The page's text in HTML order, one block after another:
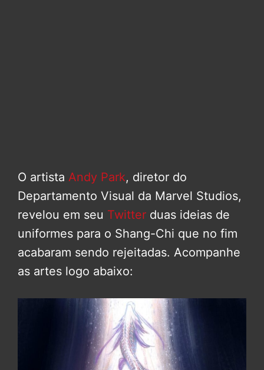
O artista Andy Park, diretor do
Departamento Visual da Marvel Studios,
revelou em seu Twitter duas ideias de
uniformes para o Shang-Chi que no fim
acabaram sendo rejeitadas. Acompanhe
as artes logo abaixo: